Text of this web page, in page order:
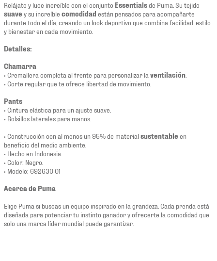
Relájate y luce increíble con el conjunto Essentialsde Puma. Su tejido
suave y su increíble comodidad están pensados para acompañarte
durante todo el día, creando un look deportivo que combina facilidad, estilo
y bienestar en cada movimiento.
Detalles:
Chamarra
• Cremallera completa al frente para personalizar la ventilación
• Corte regular que te ofrece libertad de movimiento.
Pants
• Cintura elástica para un ajuste suave.
• Bolsillos laterales para manos.
• Construcción con al menos un 95% de materialsustentable en
beneficio del medio ambiente.
• Hecho en Indonesia.
• Color: Negro.
• Modelo: 692630 01
Acerca de Puma
Elige Puma si buscas un equipo inspirado en la grandeza. Cada prenda está
diseñada para potenciar tu instinto ganador y ofrecerte la comodidad que
solo una marca líder mundial puede garantizar.